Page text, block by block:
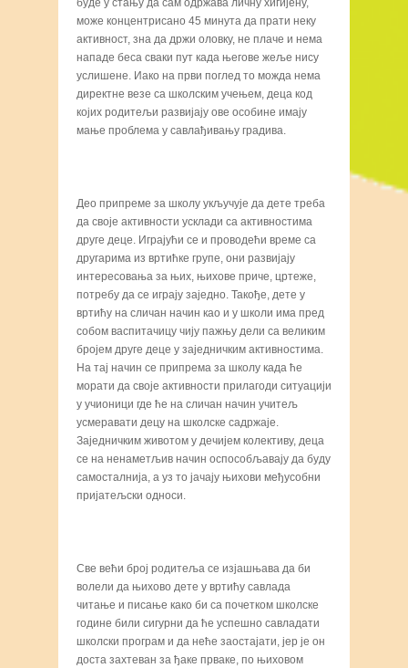
буде у стању да сам одржава личну хигијену,
може концентрисано 45 минута да прати неку
активност, зна да држи оловку, не плаче и нема
нападе беса сваки пут када његове жеље нису
услишене. Иако на први поглед то можда нема
директне везе са школским учењем, деца код
којих родитељи развијају ове особине имају
мање проблема у савлађивању градива.
Део припреме за школу укључује да дете треба
да своје активности усклади са активностима
друге деце. Играјући се и проводећи време са
другарима из вртићке групе, они развијају
интересовања за њих, њихове приче, цртеже,
потребу да се играју заједно. Такође, дете у
вртићу на сличан начин као и у школи има пред
собом васпитачицу чију пажњу дели са великим
бројем друге деце у заједничким активностима.
На тај начин се припрема за школу када ће
морати да своје активности прилагоди ситуацији
у учионици где ће на сличан начин учитељ
усмеравати децу на школске садржаје.
Заједничким животом у дечијем колективу, деца
се на ненаметљив начин оспособљавају да буду
самосталнија, а уз то јачају њихови међусобни
пријатељски односи.
Све већи број родитеља се изјашњава да би
волели да њихово дете у вртићу савлада
читање и писање како би са почетком школске
године били сигурни да ће успешно савладати
школски програм и да неће заостајати, јер је он
доста захтеван за ђаке прваке, по њиховом